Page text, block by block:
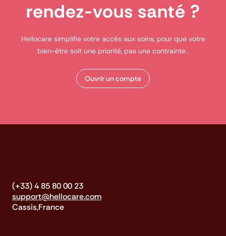
rendez-vous santé ?
Hellocare simplifie votre accès aux soins, pour que votre
bien-être soit une priorité, pas une contrainte..
Ouvrir un compte
(+33) 4 85 80 00 23
support@hellocare.com
Cassis,France